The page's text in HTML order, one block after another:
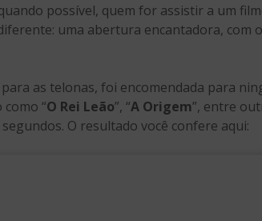
possível, quem for assistir a um
uma abertura encantadora, com
as telonas, foi encomendada para
“O Rei Leão”, “A Origem”, entre
O resultado você confere aqui: